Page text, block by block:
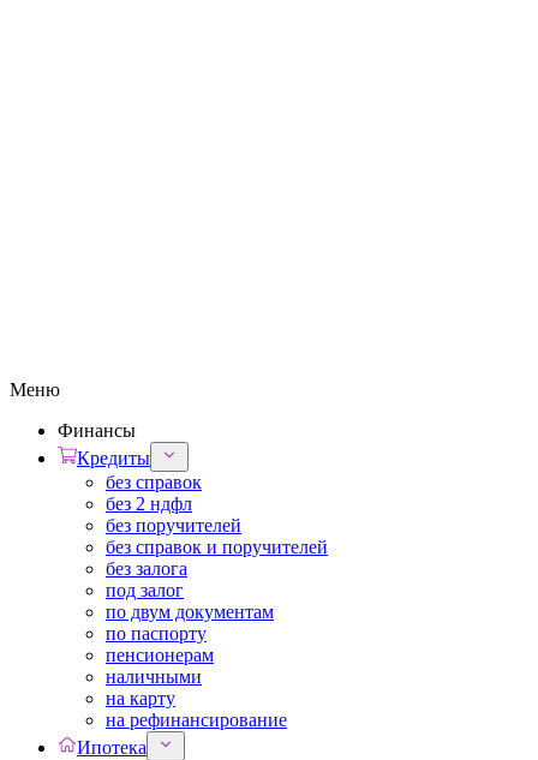
Меню
Финансы
Кредиты
без справок
без 2 ндфл
без поручителей
без справок и поручителей
без залога
под залог
по двум документам
по паспорту
пенсионерам
наличными
на карту
на рефинансирование
Ипотека